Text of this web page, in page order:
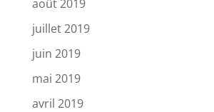
août 2019
juillet 2019
juin 2019
mai 2019
avril 2019